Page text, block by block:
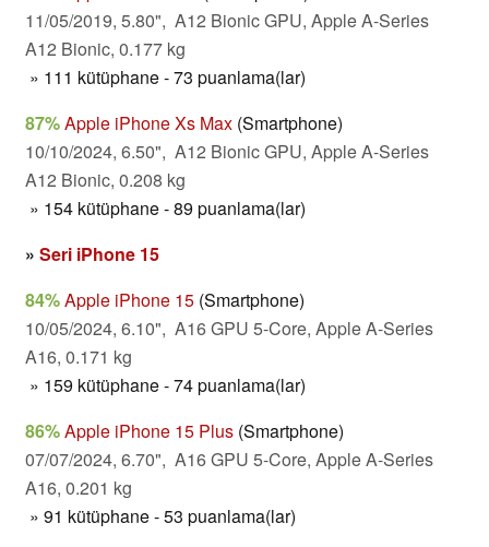
11/05/2019, 5.80", A12 Bionic GPU, Apple A-Series
A12 Bionic, 0.177 kg
» 111 kütüphane - 73 puanlama(lar)
87%Apple iPhone Xs Max (Smartphone)
10/10/2024, 6.50", A12 Bionic GPU, Apple A-Series
A12 Bionic, 0.208 kg
» 154 kütüphane - 89 puanlama(lar)
» Seri iPhone 15
84%Apple iPhone 15 (Smartphone)
10/05/2024, 6.10", A16 GPU 5-Core, Apple A-Series
A16, 0.171 kg
» 159 kütüphane - 74 puanlama(lar)
86%Apple iPhone 15 Plus (Smartphone)
07/07/2024, 6.70", A16 GPU 5-Core, Apple A-Series
A16, 0.201 kg
» 91 kütüphane - 53 puanlama(lar)